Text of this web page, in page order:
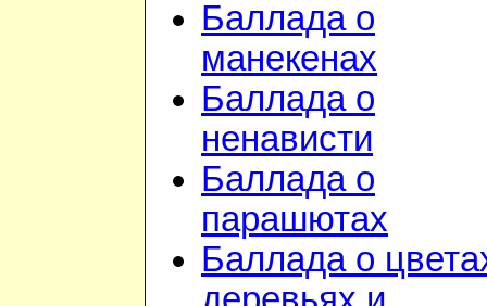
Баллада о
манекенах
Баллада о
ненависти
Баллада о
парашютах
Баллада о